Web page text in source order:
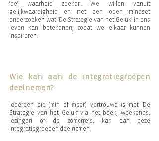
‘de’ waarheid zoeken. We willen vanuit
gelijkwaardigheid en met een open mindset
onderzoeken wat ‘De Strategie van het Geluk’ in ons
leven kan betekenen, zodat we elkaar kunnen
inspireren.
Wie kan aan de integratiegroepen
deelnemen?
Iedereen die (min of meer) vertrouwd is met ‘De
Strategie van het Geluk’ via het boek, weekends,
lezingen of de zomerreis, kan aan deze
integratiegroepen deelnemen.